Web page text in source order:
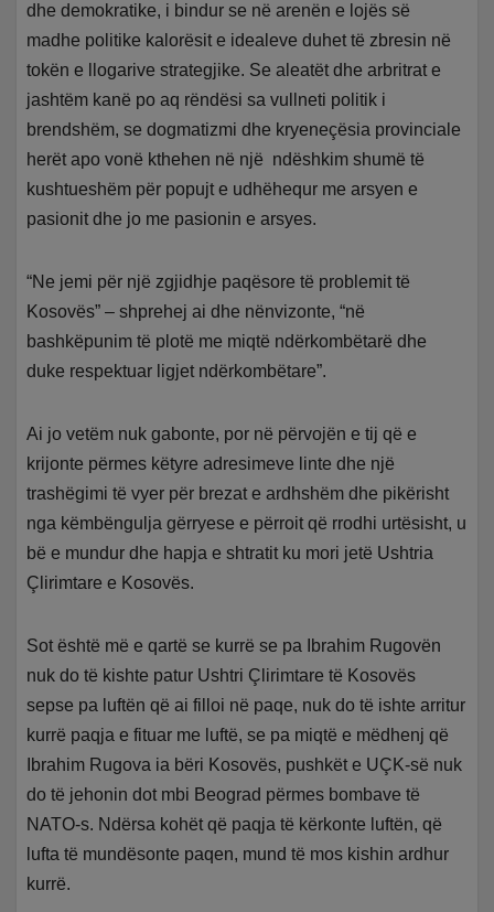
dhe demokratike, i bindur se në arenën e lojës së
madhe politike kalorësit e idealeve duhet të zbresin në
tokën e llogarive strategjike. Se aleatët dhe arbritrat e
jashtëm kanë po aq rëndësi sa vullneti politik i
brendshëm, se dogmatizmi dhe kryeneçësia provinciale
herët apo vonë kthehen në një ndëshkim shumë të
kushtueshëm për popujt e udhëhequr me arsyen e
pasionit dhe jo me pasionin e arsyes.
“Ne jemi për një zgjidhje paqësore të problemit të
Kosovës” – shprehej ai dhe nënvizonte, “në
bashkëpunim të plotë me miqtë ndërkombëtarë dhe
duke respektuar ligjet ndërkombëtare”.
Ai jo vetëm nuk gabonte, por në përvojën e tij që e
krijonte përmes këtyre adresimeve linte dhe një
trashëgimi të vyer për brezat e ardhshëm dhe pikërisht
nga këmbëngulja gërryese e përroit që rrodhi urtësisht, u
bë e mundur dhe hapja e shtratit ku mori jetë Ushtria
Çlirimtare e Kosovës.
Sot është më e qartë se kurrë se pa Ibrahim Rugovën
nuk do të kishte patur Ushtri Çlirimtare të Kosovës
sepse pa luftën që ai filloi në paqe, nuk do të ishte arritur
kurrë paqja e fituar me luftë, se pa miqtë e mëdhenj që
Ibrahim Rugova ia bëri Kosovës, pushkët e UÇK-së nuk
do të jehonin dot mbi Beograd përmes bombave të
NATO-s. Ndërsa kohët që paqja të kërkonte luftën, që
lufta të mundësonte paqen, mund të mos kishin ardhur
kurrë.